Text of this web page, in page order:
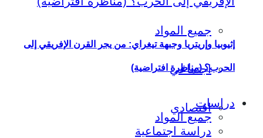
جميع المواد
اجتماعي
اقتصادي
إثيوبيا وإريتريا وجبهة تيغراي: من يجر القرن الإفريقي إلى
الحرب؟ (مناظرة افتراضية)
دراسات
جميع المواد
دراسة اجتماعية